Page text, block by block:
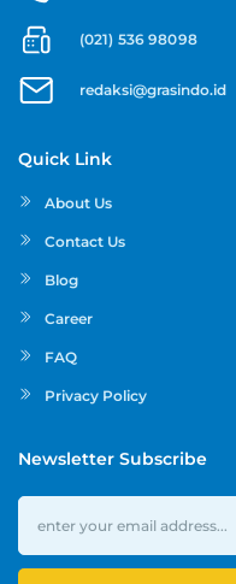
(021) 536 98098
redaksi@grasindo.id
Quick Link
About Us
Contact Us
Blog
Career
FAQ
Privacy Policy
Newsletter Subscribe